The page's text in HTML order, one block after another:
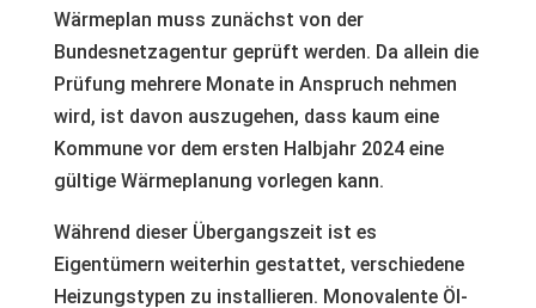
Wärmeplan muss zunächst von der
Bundesnetzagentur geprüft werden. Da allein die
Prüfung mehrere Monate in Anspruch nehmen
wird, ist davon auszugehen, dass kaum eine
Kommune vor dem ersten Halbjahr 2024 eine
gültige Wärmeplanung vorlegen kann.
Während dieser Übergangszeit ist es
Eigentümern weiterhin gestattet, verschiedene
Heizungstypen zu installieren. Monovalente Öl-